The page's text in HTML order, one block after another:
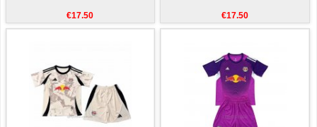
€17.50 €17.50